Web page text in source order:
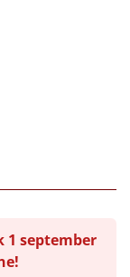
1 september